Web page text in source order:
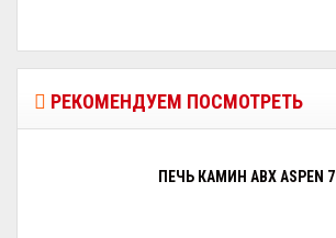
РЕКОМЕНДУЕМ ПОСМОТРЕТЬ
ПЕЧЬ КАМИН ABX ASPEN 7